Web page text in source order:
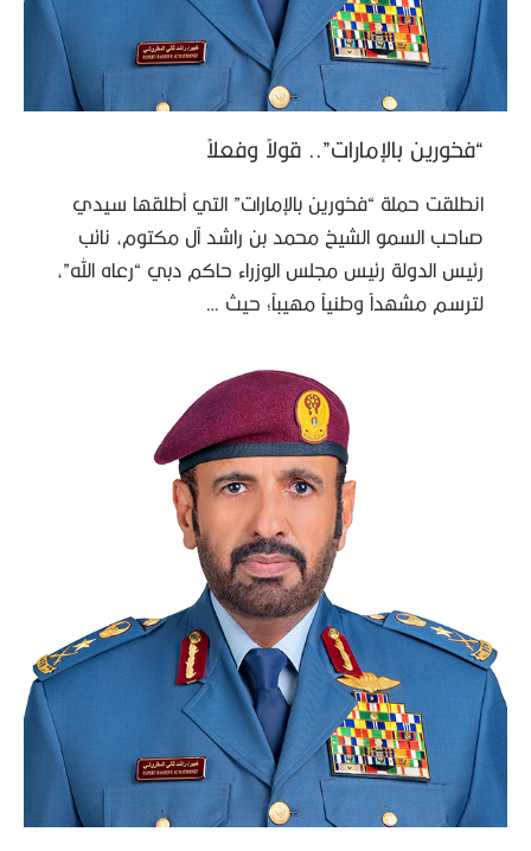
“فخورين بالإمارات”.. قولاً وفعلاً
انطلقت حملة “فخورين بالإمارات” التي أطلقها سيدي
صاحب السمو الشيخ محمد بن راشد آل مكتوم، نائب
رئيس الدولة رئيس مجلس الوزراء حاكم دبي “رعاه الله”،
لترسم مشهداً وطنياً مهيباً؛ حيث …